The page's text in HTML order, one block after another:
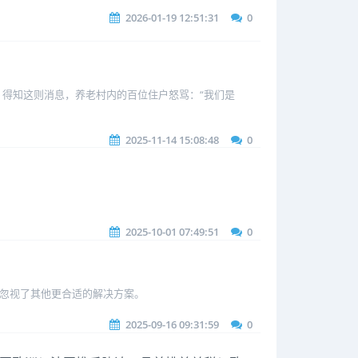
2026-01-19 12:51:31 0
知这则消息，养老村内的百位住户怒骂：“我们是
2025-11-14 15:08:48 0
2025-10-01 07:49:51 0
了其他更合适的解决方案。
2025-09-16 09:31:59 0